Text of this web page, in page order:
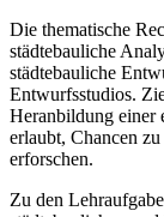
Die thematische
städtebauliche
städtebauliche
Entwurfsstudios.
Heranbildung einer
erlaubt, Chancen
erforschen.
Zu den